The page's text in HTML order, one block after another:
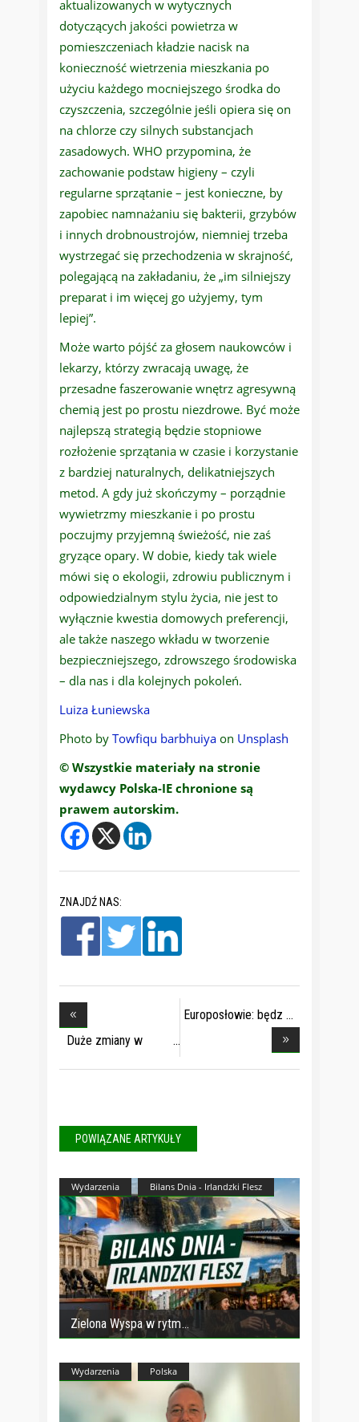
aktualizowanych w wytycznych
dotyczących jakości powietrza w
pomieszczeniach kładzie nacisk na
konieczność wietrzenia mieszkania po
użyciu każdego mocniejszego środka do
czyszczenia, szczególnie jeśli opiera się on
na chlorze czy silnych substancjach
zasadowych. WHO przypomina, że
zachowanie podstaw higieny – czyli
regularne sprzątanie – jest konieczne, by
zapobiec namnażaniu się bakterii, grzybów
i innych drobnoustrojów, niemniej trzeba
wystrzegać się przechodzenia w skrajność,
polegającą na zakładaniu, że „im silniejszy
preparat i im więcej go użyjemy, tym
lepiej”.
Może warto pójść za głosem naukowców i
lekarzy, którzy zwracają uwagę, że
przesadne faszerowanie wnętrz agresywną
chemią jest po prostu niezdrowe. Być może
najlepszą strategią będzie stopniowe
rozłożenie sprzątania w czasie i korzystanie
z bardziej naturalnych, delikatniejszych
metod. A gdy już skończymy – porządnie
wywietrzmy mieszkanie i po prostu
poczujmy przyjemną świeżość, nie zaś
gryzące opary. W dobie, kiedy tak wiele
mówi się o ekologii, zdrowiu publicznym i
odpowiedzialnym stylu życia, nie jest to
wyłącznie kwestia domowych preferencji,
ale także naszego wkładu w tworzenie
bezpieczniejszego, zdrowszego środowiska
– dla nas i dla kolejnych pokoleń.
Luiza Łuniewska
Photo by Towfiqu barbhuiya on Unsplash
© Wszystkie materiały na stronie
wydawcy Polska-IE chronione są
prawem autorskim.
ZNAJDŹ NAS:
Duże zmiany w
Europosłowie: będz
POWIĄZANE ARTYKUŁY
Wydarzenia Bilans Dnia - Irlandzki Flesz
Zielona Wyspa w rytm
Wydarzenia Polska